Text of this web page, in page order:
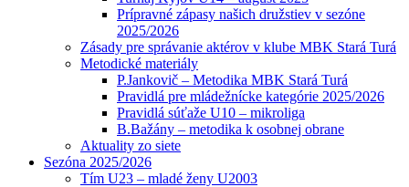
Prípravné zápasy našich družstiev v sezóne
2025/2026
Zásady pre správanie aktérov v klube MBK Stará Turá
Metodické materiály
P.Jankovič – Metodika MBK Stará Turá
Pravidlá pre mládežnícke kategórie 2025/2026
Pravidlá súťaže U10 – mikroliga
B.Bažány – metodika k osobnej obrane
Aktuality zo siete
Sezóna 2025/2026
Tím U23 – mladé ženy U2003